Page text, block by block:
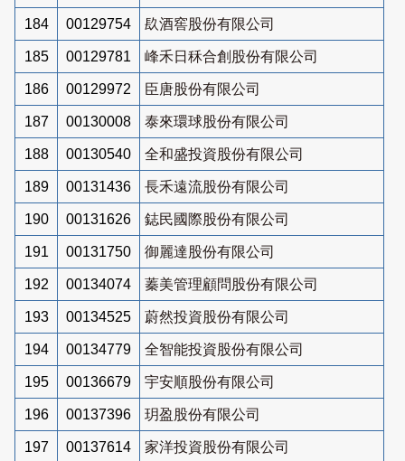
184 00129754 镹酒窖股份有限公司
185 00129781 峰禾日秝合創股份有限公司
186 00129972 臣唐股份有限公司
187 00130008 泰來環球股份有限公司
188 00130540 全和盛投資股份有限公司
189 00131436 長禾遠流股份有限公司
190 00131626 鋕民國際股份有限公司
191 00131750 御麗達股份有限公司
192 00134074 蓁美管理顧問股份有限公司
193 00134525 蔚然投資股份有限公司
194 00134779 全智能投資股份有限公司
195 00136679 宇安順股份有限公司
196 00137396 玥盈股份有限公司
197 00137614 家洋投資股份有限公司